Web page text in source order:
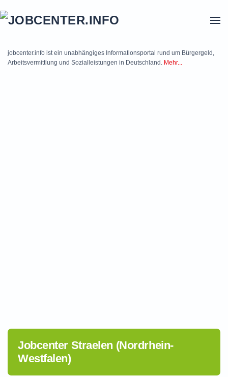
jobcenter.info ist ein unabhängiges Informationsportal rund um Bürgergeld,
Arbeitsvermittlung und Sozialleistungen in Deutschland. Mehr...
Jobcenter Straelen (Nordrhein-
Westfalen)